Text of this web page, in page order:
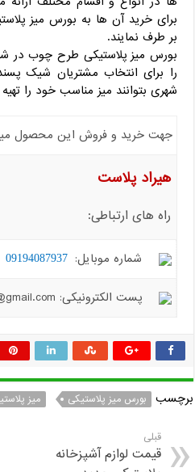
برای خرید آن ها به بورس میز
بر طرف نمایند.
بورس میز پلاستیکی طرح چوب در
را برای انتخاب مشتریان شیک
شهری بتوانند میز مناسب خود را تهیه
جهت خرید و فروش این محصول
هیراد پلاست
راه های ارتباطی:
شماره موبایل: 09194087937
پست الکترونیکی: hiradplast.co@gmail.com
برچسب بورس میز پلاستیکی میز
قبلی
قیمت لوازم آشپزخانه